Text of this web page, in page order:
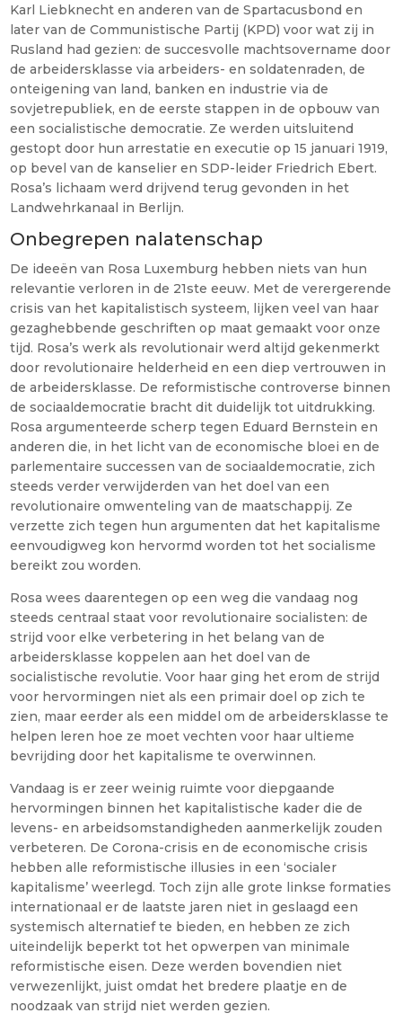
Karl Liebknecht en anderen van de Spartacusbond en
later van de Communistische Partij (KPD) voor wat zij in
Rusland had gezien: de succesvolle machtsovername door
de arbeidersklasse via arbeiders- en soldatenraden, de
onteigening van land, banken en industrie via de
sovjetrepubliek, en de eerste stappen in de opbouw van
een socialistische democratie. Ze werden uitsluitend
gestopt door hun arrestatie en executie op 15 januari 1919,
op bevel van de kanselier en SDP-leider Friedrich Ebert.
Rosa’s lichaam werd drijvend terug gevonden in het
Landwehrkanaal in Berlijn.
Onbegrepen nalatenschap
De ideeën van Rosa Luxemburg hebben niets van hun
relevantie verloren in de 21ste eeuw. Met de verergerende
crisis van het kapitalistisch systeem, lijken veel van haar
gezaghebbende geschriften op maat gemaakt voor onze
tijd. Rosa’s werk als revolutionair werd altijd gekenmerkt
door revolutionaire helderheid en een diep vertrouwen in
de arbeidersklasse. De reformistische controverse binnen
de sociaaldemocratie bracht dit duidelijk tot uitdrukking.
Rosa argumenteerde scherp tegen Eduard Bernstein en
anderen die, in het licht van de economische bloei en de
parlementaire successen van de sociaaldemocratie, zich
steeds verder verwijderden van het doel van een
revolutionaire omwenteling van de maatschappij. Ze
verzette zich tegen hun argumenten dat het kapitalisme
eenvoudigweg kon hervormd worden tot het socialisme
bereikt zou worden.
Rosa wees daarentegen op een weg die vandaag nog
steeds centraal staat voor revolutionaire socialisten: de
strijd voor elke verbetering in het belang van de
arbeidersklasse koppelen aan het doel van de
socialistische revolutie. Voor haar ging het erom de strijd
voor hervormingen niet als een primair doel op zich te
zien, maar eerder als een middel om de arbeidersklasse te
helpen leren hoe ze moet vechten voor haar ultieme
bevrijding door het kapitalisme te overwinnen.
Vandaag is er zeer weinig ruimte voor diepgaande
hervormingen binnen het kapitalistische kader die de
levens- en arbeidsomstandigheden aanmerkelijk zouden
verbeteren. De Corona-crisis en de economische crisis
hebben alle reformistische illusies in een ‘socialer
kapitalisme’ weerlegd. Toch zijn alle grote linkse formaties
internationaal er de laatste jaren niet in geslaagd een
systemisch alternatief te bieden, en hebben ze zich
uiteindelijk beperkt tot het opwerpen van minimale
reformistische eisen. Deze werden bovendien niet
verwezenlijkt, juist omdat het bredere plaatje en de
noodzaak van strijd niet werden gezien.